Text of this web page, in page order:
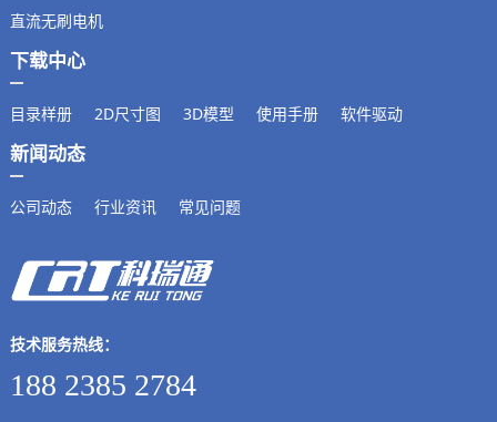
直流无刷电机
下载中心
目录样册 2D尺寸图 3D模型 使用手册 软件驱动
新闻动态
公司动态 行业资讯 常见问题
技术服务热线：
188 2385 2784